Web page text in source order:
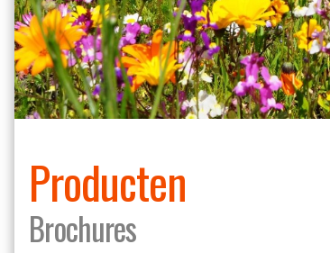
Producten
Brochures